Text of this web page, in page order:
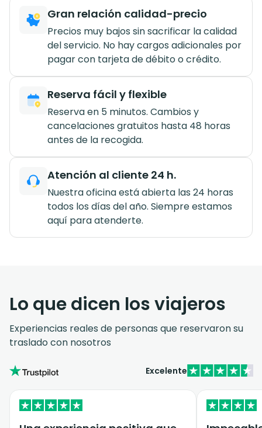
Gran relación calidad-precio
Precios muy bajos sin sacrificar la calidad
del servicio. No hay cargos adicionales por
pagar con tarjeta de débito o crédito.
Reserva fácil y flexible
Reserva en 5 minutos. Cambios y
cancelaciones gratuitos hasta 48 horas
antes de la recogida.
Atención al cliente 24 h.
Nuestra oficina está abierta las 24 horas
todos los días del año. Siempre estamos
aquí para atenderte.
Lo que dicen los viajeros
Experiencias reales de personas que reservaron su
traslado con nosotros
Excelente